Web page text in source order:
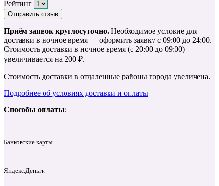
Рейтинг
Отправить отзыв
Приём заявок круглосуточно. Необходимое условие для
доставки в ночное время — оформить заявку с 09:00 до 24:00.
Стоимость доставки в ночное время (с 20:00 до 09:00)
увеличивается на 200 ₽.
Стоимость доставки в отдаленные районы города увеличена.
Подробнее об условиях доставки и оплаты
Способы оплаты:
Банковские карты
Яндекс.Деньги